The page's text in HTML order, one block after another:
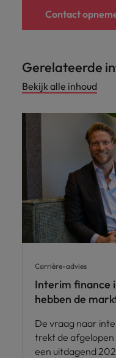
Contact
Gerelateerde
Bekijk alle inhoud
Carrière-advies
Interim finance
hebben de
De vraag naar
trekt de
een uitdagend